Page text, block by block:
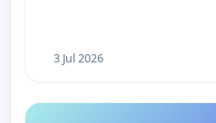
3 Jul 2026